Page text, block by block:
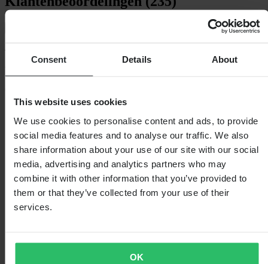
Consent Details About
This website uses cookies
We use cookies to personalise content and ads, to provide
social media features and to analyse our traffic. We also
share information about your use of our site with our social
media, advertising and analytics partners who may
combine it with other information that you’ve provided to
them or that they’ve collected from your use of their
services.
OK
183
4
36
3
16
2
0
1
0